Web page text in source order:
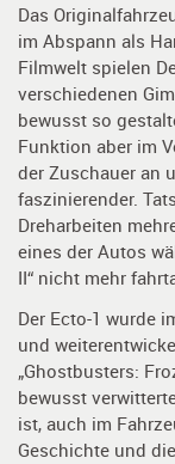
Das
im Abspann als
Filmwelt spielen
verschiedenen
bewusst so
Funktion aber im
der Zuschauer an
faszinierender.
Dreharbeiten
eines der Autos
II“ nicht mehr
Der Ecto-1 wurde
und
„Ghostbusters:
bewusst
ist, auch im
Geschichte und